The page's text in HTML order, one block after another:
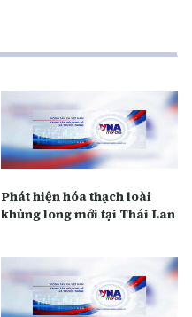
Phát hiện hóa thạch loài
khủng long mới tại Thái Lan